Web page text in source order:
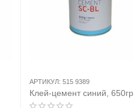
АРТИКУЛ: 515 9389
Клей-цемент синий, 650гр